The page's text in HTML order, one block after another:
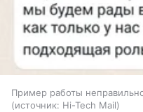
Пример работы
источник: Hi-Tech Mail